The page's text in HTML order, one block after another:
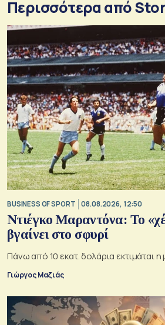
Περισσότερα από
BUSINESS OF SPORT 08.08.2026, 12:50
Ντιέγκο Μαραντόνα: Το
βγαίνει στο σφυρί
Πάνω από 10 εκατ. δολάρια εκτιμάται
Γιώργος Μαζιάς